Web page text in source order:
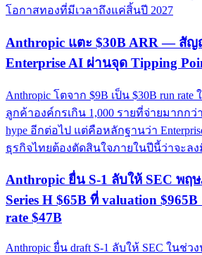
โอกาสทองที่มีเวลาถึงแค่สิ้นปี 2027
Anthropic แตะ $30B ARR — สั
Enterprise AI ผ่านจุด Tipping
Anthropic โตจาก $9B เป็น $30B run rate
ลูกค้าองค์กรเกิน 1,000 รายที่จ่ายมากก
hype อีกต่อไป แต่คือหลักฐานว่า
ธุรกิจไทยต้องตัดสินใจภายในปีนี้ว่าจะลง
Anthropic ยื่น S-1 ลับให้ SEC พฤ
Series H $65B ที่ valuation
rate $47B
Anthropic ยื่น draft S-1 ลับให้ SEC ในช่